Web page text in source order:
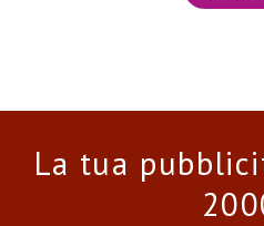
La tua